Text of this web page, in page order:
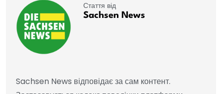
Стаття від
Sachsen News
Sachsen News відповідає за сам контент.